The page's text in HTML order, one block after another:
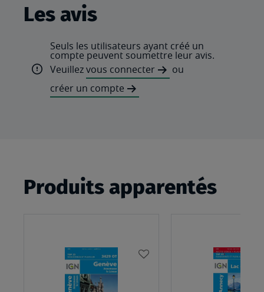
Les avis
Seuls les utilisateurs ayant créé un
compte peuvent soumettre leur avis.
Veuillezvous connecter
ou
créer un compte
Produits apparentés